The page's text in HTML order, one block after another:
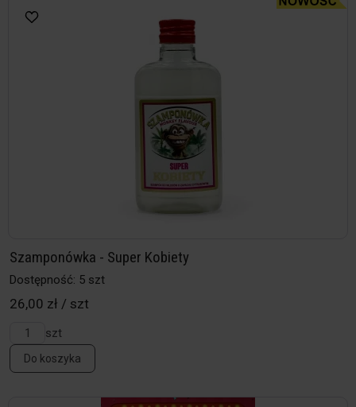
Szamponówka - Super Kobiety
Dostępność: 5 szt
26,00 zł / szt
szt
Do koszyka